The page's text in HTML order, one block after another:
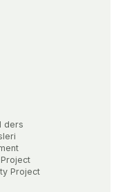
ders
Project